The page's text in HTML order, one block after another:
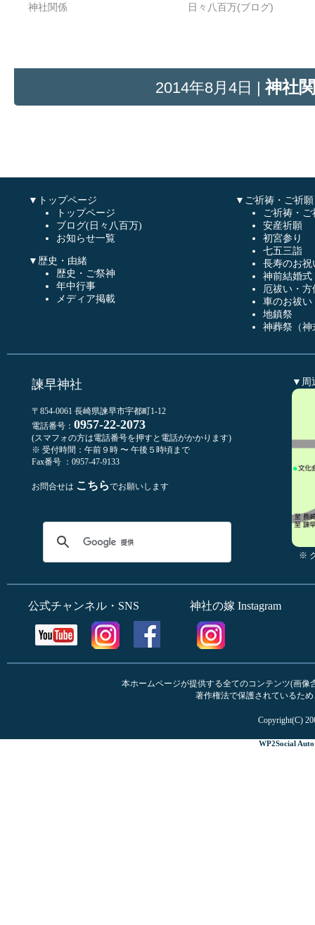
神社関係
日々八百万(ブログ)
2014年8月4日 |神社
▼トップページ
トップページ
ブログ(日々八百万)
お知らせ一覧
▼歴史・由緒
歴史・ご祭神
年中行事
メディア掲載
▼ご祈祷・ご祈願
ご祈祷・ご
安産祈願
初宮参り
七五三詣
長寿のお祝
神前結婚式
厄祓い・方
車のお祓い
地鎮祭
神葬祭（神
諫早神社
〒854-0061 長崎県諫早市宇都町1-12
電話番号： 0957-22-2073
(スマフォの方は電話番号を押すと電話がかかります)
※ 受付時間：午前９時 〜 午後５時頃まで
Fax番号 ：0957-47-9133
お問合せは こちらでお願いします
▼周
※
公式チャンネル・SNS 神社の嫁 Instagram
本ホームページが提供する全てのコンテンツ(画
著作権法で保護されているた
Copyright(C)
WP2Social